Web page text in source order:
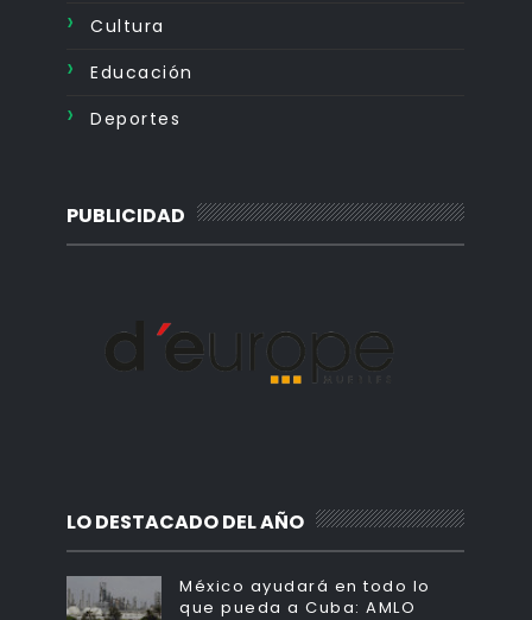
Cultura
Educación
Deportes
PUBLICIDAD
LO DESTACADO DEL AÑO
México ayudará en todo lo
que pueda a Cuba: AMLO